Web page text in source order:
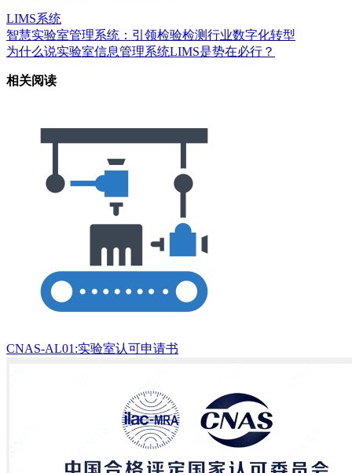
LIMS系统
智慧实验室管理系统：引领检验检测行业数字化转型
为什么说实验室信息管理系统LIMS是势在必行？
相关阅读
CNAS-AL01:实验室认可申请书